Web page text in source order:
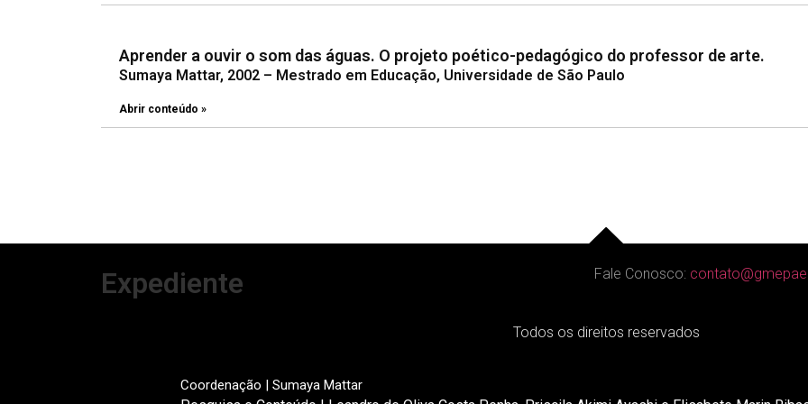
Aprender a ouvir o som das águas. O projeto poético-pedagógico do professor de arte.
Sumaya Mattar, 2002 – Mestrado em Educação, Universidade de São Paulo
Abrir conteúdo »
Expediente Fale Conosco:
Todos os direitos reservados
Coordenação | Sumaya Mattar